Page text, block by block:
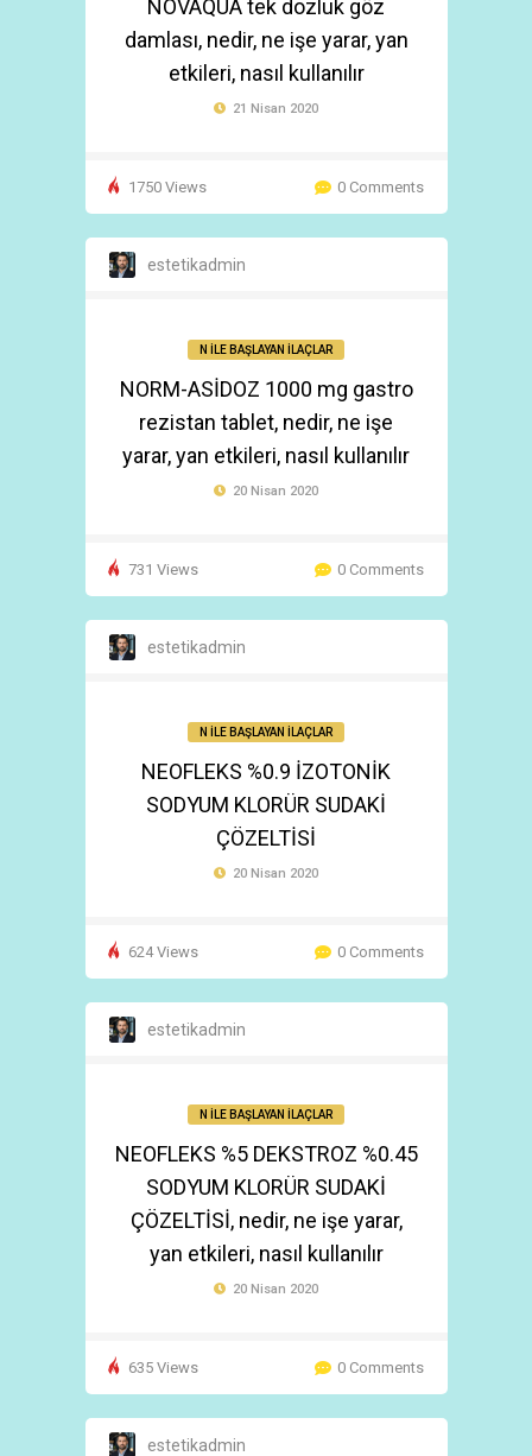
NOVAQUA tek dozluk göz
damlası, nedir, ne işe yarar, yan
etkileri, nasıl kullanılır
21 Nisan 2020
1750 Views 0 Comments
estetikadmin
N İLE BAŞLAYAN İLAÇLAR
NORM-ASİDOZ 1000 mg gastro
rezistan tablet, nedir, ne işe
yarar, yan etkileri, nasıl kullanılır
20 Nisan 2020
731 Views 0 Comments
estetikadmin
N İLE BAŞLAYAN İLAÇLAR
NEOFLEKS %0.9 İZOTONİK
SODYUM KLORÜR SUDAKİ
ÇÖZELTİSİ
20 Nisan 2020
624 Views 0 Comments
estetikadmin
N İLE BAŞLAYAN İLAÇLAR
NEOFLEKS %5 DEKSTROZ %0.45
SODYUM KLORÜR SUDAKİ
ÇÖZELTİSİ, nedir, ne işe yarar,
yan etkileri, nasıl kullanılır
20 Nisan 2020
635 Views 0 Comments
estetikadmin